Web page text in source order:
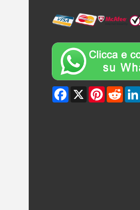
Facebook
X Pinterest